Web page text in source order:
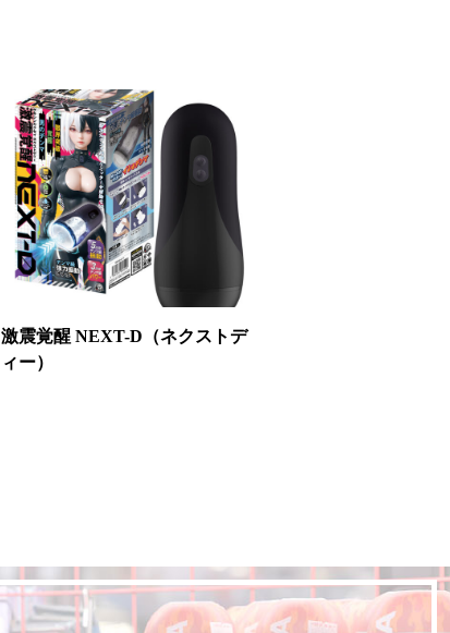
激震覚醒 NEXT-D（ネクストデ
ィー）